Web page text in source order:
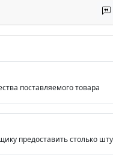
поставляемого товара
предоставить столько